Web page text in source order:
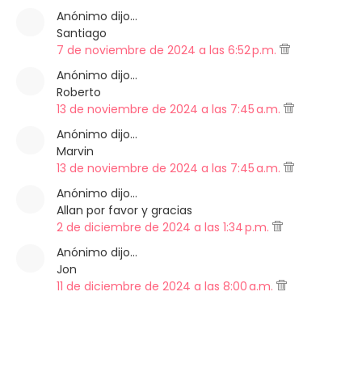
Anónimo dijo…
Santiago
7 de noviembre de 2024 a las 6:52 p.m.
Anónimo dijo…
Roberto
13 de noviembre de 2024 a las 7:45 a.m.
Anónimo dijo…
Marvin
13 de noviembre de 2024 a las 7:45 a.m.
Anónimo dijo…
Allan por favor y gracias
2 de diciembre de 2024 a las 1:34 p.m.
Anónimo dijo…
Jon
11 de diciembre de 2024 a las 8:00 a.m.